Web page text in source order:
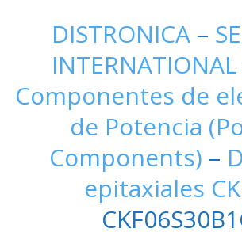
DISTRONICA –
INTERNATIONAL
Componentes de
de Potencia
Components) –
epitaxiales